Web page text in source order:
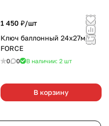
1 450 ₽/шт
Ключ баллонный 24х27мм
FORCE
0 0 В наличии: 2 шт
В корзину